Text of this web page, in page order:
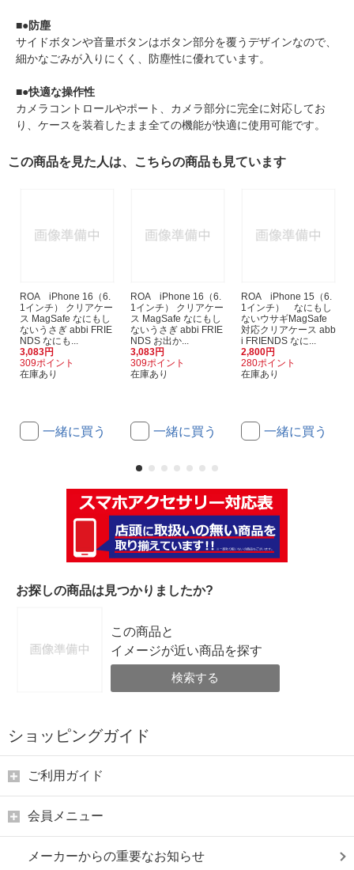
■●防塵
サイドボタンや音量ボタンはボタン部分を覆うデザインなので、
細かなごみが入りにくく、防塵性に優れています。
■●快適な操作性
カメラコントロールやポート、カメラ部分に完全に対応してお
り、ケースを装着したまま全ての機能が快適に使用可能です。
この商品を見た人は、こちらの商品も見ています
ROA iPhone 16（6.
1インチ） クリアケー
ス MagSafe なにもし
ないうさぎ abbi FRIE
NDS なにも...
3,083円
309ポイント
在庫あり
一緒に買う
ROA iPhone 16（6.
1インチ） クリアケー
ス MagSafe なにもし
ないうさぎ abbi FRIE
NDS お出か...
3,083円
309ポイント
在庫あり
一緒に買う
ROA iPhone 15（6.
1インチ） なにもし
ないウサギMagSafe
対応クリアケース abb
i FRIENDS なに...
2,800円
280ポイント
在庫あり
一緒に買う
お探しの商品は見つかりましたか?
この商品と
イメージが近い商品を探す
検索する
ショッピングガイド
ご利用ガイド
会員メニュー
メーカーからの重要なお知らせ